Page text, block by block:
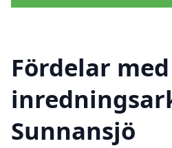
Fördelar
Sunnansjö